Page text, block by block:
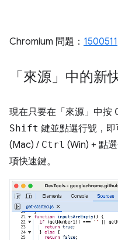
Chromium 問題： 1500511
「來源」中的新
現在只要在「來源」 中按
Shift 鍵並點選行號，
(Mac) / Ctrl (Win) + 點
項快速鍵。